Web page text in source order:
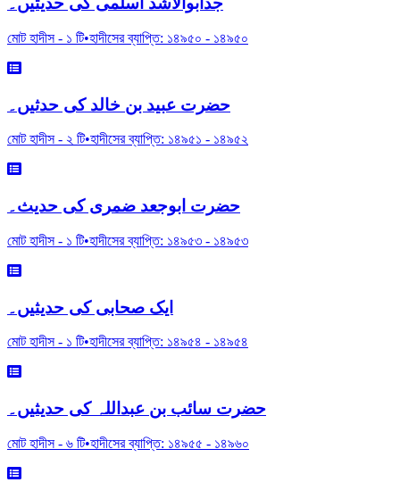
মোট হাদীস - ১ টি•হাদীসের ব্যাপ্তি: ১৪৯৫০ - ১৪৯৫০
حضرت عبید بن خالد کی حدثیں۔
মোট হাদীস - ২ টি•হাদীসের ব্যাপ্তি: ১৪৯৫১ - ১৪৯৫২
حضرت ابوجعد ضمری کی حدیث۔
মোট হাদীস - ১ টি•হাদীসের ব্যাপ্তি: ১৪৯৫৩ - ১৪৯৫৩
ایک صحابی کی حدیثیں۔
মোট হাদীস - ১ টি•হাদীসের ব্যাপ্তি: ১৪৯৫৪ - ১৪৯৫৪
حضرت سائب بن عبداللہ کی حدیثیں۔
মোট হাদীস - ৬ টি•হাদীসের ব্যাপ্তি: ১৪৯৫৫ - ১৪৯৬০